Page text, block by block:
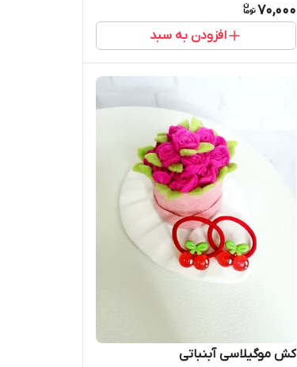
70,000
افزودن به سبد
کش موگیلاسی آبنباتی